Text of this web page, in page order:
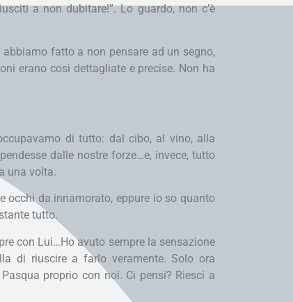
a non dubitare!”. Lo guardo, non c’è
fatto a non pensare ad un segno,
erano così dettagliate e precise. Non ha
di tutto: dal cibo, al vino, alla
dalle nostre forze…e, invece, tutto
una volta.
occhi da innamorato, eppure io so quanto
tutto.
con Lui…Ho avuto sempre la sensazione
di riuscire a farlo veramente. Solo ora
proprio con noi. Ci pensi? Riesci a